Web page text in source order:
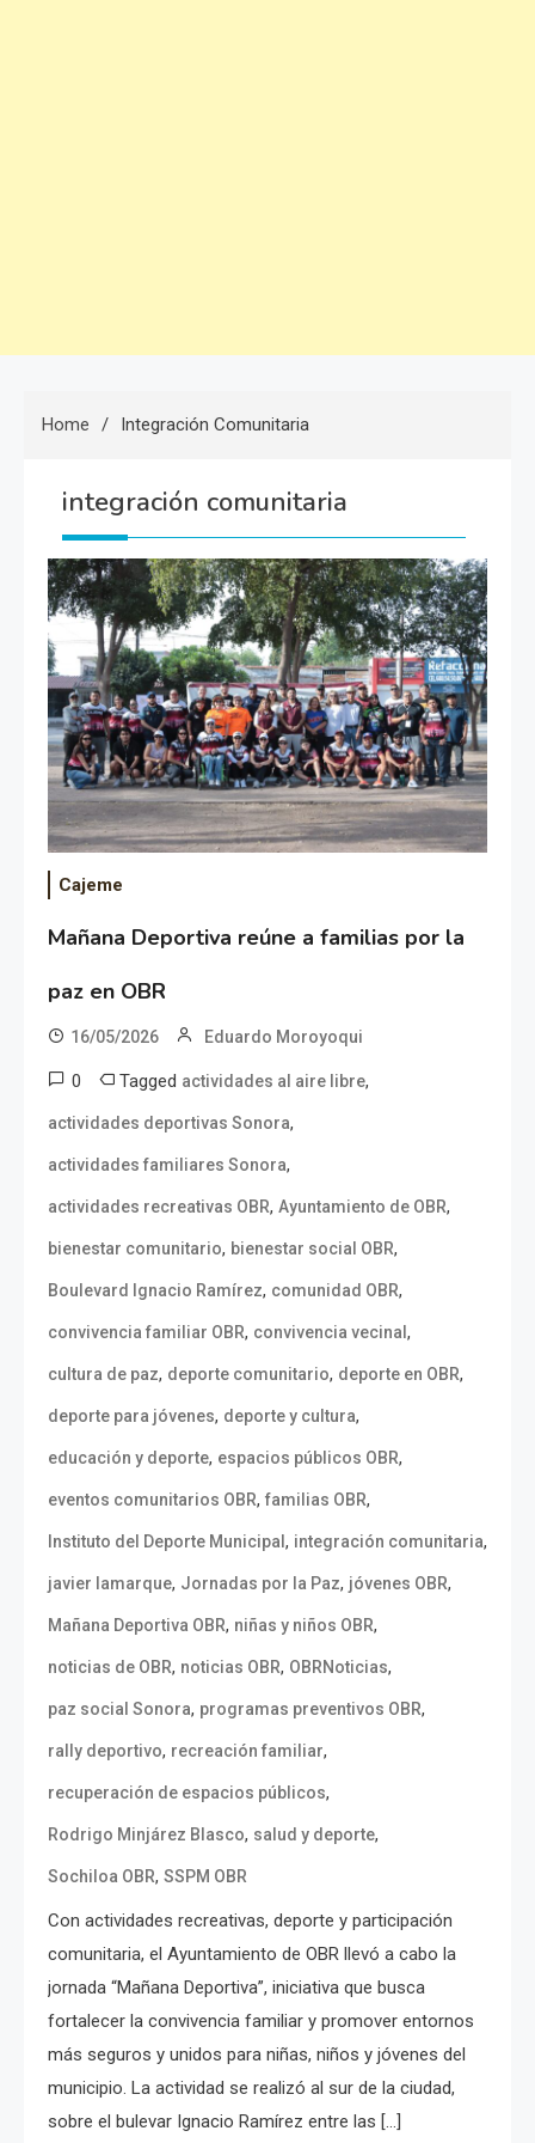
Home Integración Comunitaria
integración comunitaria
Cajeme
Mañana Deportiva reúne a familias por la
paz en OBR
16/05/2026 Eduardo Moroyoqui
0 Tagged actividades al aire libre,
actividades deportivas Sonora,
actividades familiares Sonora,
actividades recreativas OBR, Ayuntamiento de OBR,
bienestar comunitario, bienestar social OBR,
Boulevard Ignacio Ramírez, comunidad OBR,
convivencia familiar OBR, convivencia vecinal,
cultura de paz, deporte comunitario, deporte en OBR,
deporte para jóvenes, deporte y cultura,
educación y deporte, espacios públicos OBR,
eventos comunitarios OBR, familias OBR,
Instituto del Deporte Municipal, integración comunitaria,
javier lamarque, Jornadas por la Paz, jóvenes OBR,
Mañana Deportiva OBR, niñas y niños OBR,
noticias de OBR, noticias OBR, OBRNoticias,
paz social Sonora, programas preventivos OBR,
rally deportivo, recreación familiar,
recuperación de espacios públicos,
Rodrigo Minjárez Blasco, salud y deporte,
Sochiloa OBR, SSPM OBR
Con actividades recreativas, deporte y participación
comunitaria, el Ayuntamiento de OBR llevó a cabo la
jornada “Mañana Deportiva”, iniciativa que busca
fortalecer la convivencia familiar y promover entornos
más seguros y unidos para niñas, niños y jóvenes del
municipio. La actividad se realizó al sur de la ciudad,
sobre el bulevar Ignacio Ramírez entre las […]